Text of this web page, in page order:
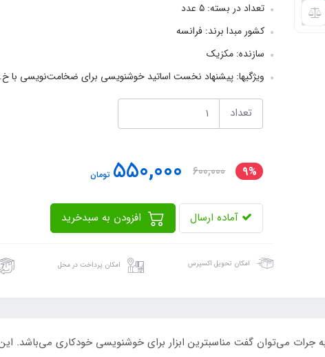
تعداد در بسته: ۵ عدد
کشور مبدا برند: فرانسه
سازنده: مکزیک
ویژگیها: پیشنهاد نخست اساتید خوشنویسی برای ضخامت‌نویسی با
تعداد
9%
600,000
550,000 تومان
آماده ارسال
امکان تحویل اکسپرس امکان پرداخت در محل